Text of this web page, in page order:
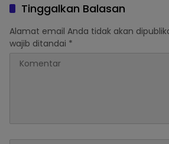
Tinggalkan Balasan
Alamat email Anda tidak akan
wajib ditandai *